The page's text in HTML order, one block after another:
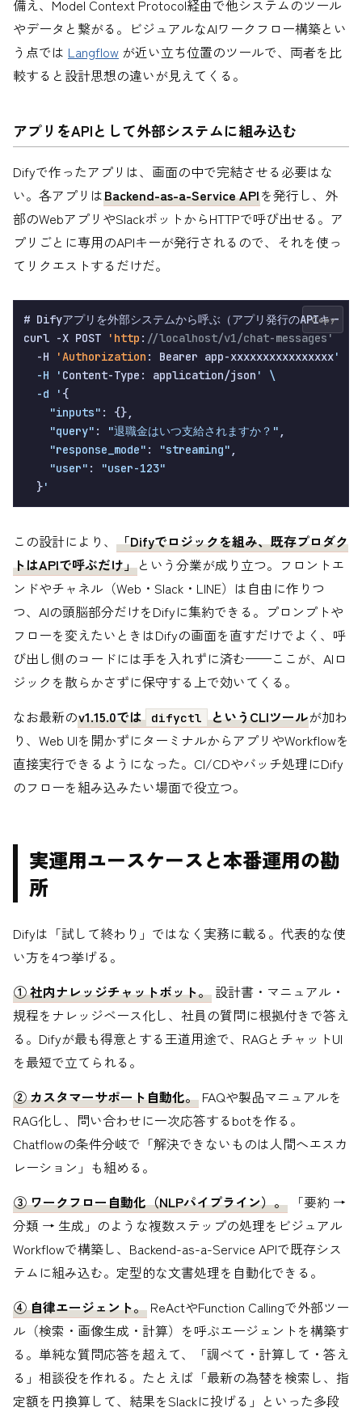
備え、Model Context Protocol経由で他システムのツール
やデータと繋がる。ビジュアルなAIワークフロー構築とい
う点では Langflow が近い立ち位置のツールで、両者を比
較すると設計思想の違いが見えてくる。
アプリをAPIとして外部システムに組み込む
Difyで作ったアプリは、画面の中で完結させる必要はな
い。各アプリはBackend-as-a-Service APIを発行し、外
部のWebアプリやSlackボットからHTTPで呼び出せる。ア
プリごとに専用のAPIキーが発行されるので、それを使っ
てリクエストするだけだ。
# Difyアプリを外部システムから呼ぶ（アプリ発行のAPIキーを
curl -X POST
'http : //localhost/v1/chat-messages' \
  -H
'Authorization : Bearer app-xxxxxxxxxxxxxxxx' \
  -H '
Content-Type: application/json ' \
  -d '
{
"inputs" : {},
"query" : "退職金はいつ支給されますか？" ,
"response_mode" : "streaming" ,
"user" :
"user-123"
  }
Copy
この設計により、 「Difyでロジックを組み、既存プロダク
トはAPIで呼ぶだけ」という分業が成り立つ。フロントエ
ンドやチャネル（Web・Slack・LINE）は自由に作りつ
つ、AIの頭脳部分だけをDifyに集約できる。プロンプトや
フローを変えたいときはDifyの画面を直すだけでよく、呼
び出し側のコードには手を入れずに済む——ここが、AIロ
ジックを散らかさずに保守する上で効いてくる。
なお最新のv1.15.0では difyctl というCLIツールが加わ
り、Web UIを開かずにターミナルからアプリやWorkflowを
直接実行できるようになった。CI/CDやバッチ処理にDify
のフローを組み込みたい場面で役立つ。
実運用ユースケースと本番運用の勘
所
Difyは「試して終わり」ではなく実務に載る。代表的な使
い方を4つ挙げる。
① 社内ナレッジチャットボット。 設計書・マニュアル・
規程をナレッジベース化し、社員の質問に根拠付きで答え
る。Difyが最も得意とする王道用途で、RAGとチャットUI
を最短で立てられる。
② カスタマーサポート自動化。 FAQや製品マニュアルを
RAG化し、問い合わせに一次応答するbotを作る。
Chatflowの条件分岐で「解決できないものは人間へエスカ
レーション」も組める。
③ ワークフロー自動化（NLPパイプライン）。 「要約 →
分類 → 生成」のような複数ステップの処理をビジュアル
Workflowで構築し、Backend-as-a-Service APIで既存シス
テムに組み込む。定型的な文書処理を自動化できる。
④ 自律エージェント。 ReActやFunction Callingで外部ツー
ル（検索・画像生成・計算）を呼ぶエージェントを構築す
る。単純な質問応答を超えて、「調べて・計算して・答え
る」相談役を作れる。たとえば「最新の為替を検索し、指
定額を円換算して、結果をSlackに投げる」といった多段